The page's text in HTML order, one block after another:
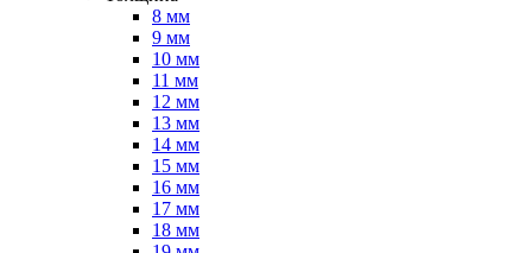
8 мм
9 мм
10 мм
11 мм
12 мм
13 мм
14 мм
15 мм
16 мм
17 мм
18 мм